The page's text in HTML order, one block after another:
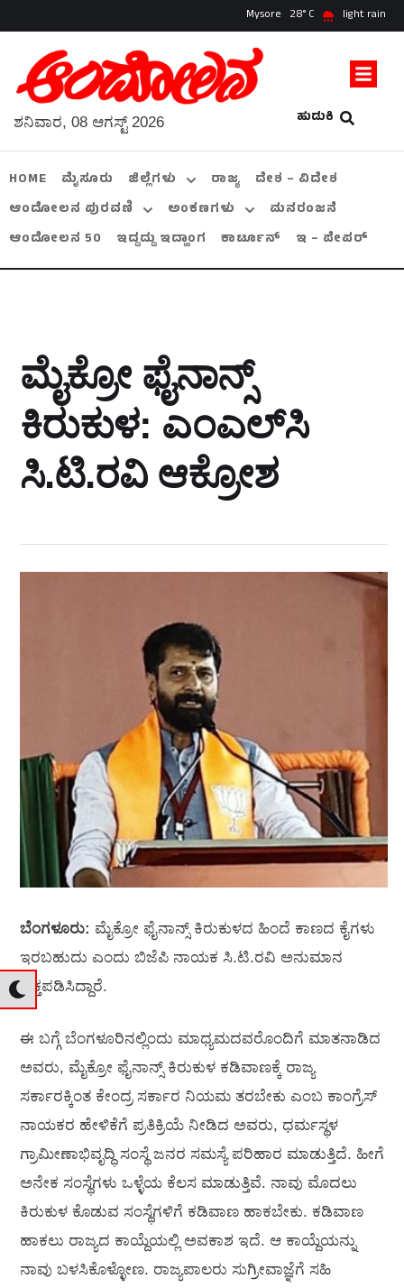
Mysore 28 light rain
ಹುಡುಕಿ
ಶನಿವಾರ, 08 ಆಗಸ್ಟ್ 2026
HOME ಮೈಸೂರು ಜಿಲ್ಲೆಗಳು ರಾಜ್ಯ
ದೇಶ – ವಿದೇಶ
ಆಂದೋಲನ ಪುರವಣಿ
ಅಂಕಣಗಳು
ಮನರಂಜನೆ
ಆಂದೋಲನ 50
ಇದ್ದದ್ದು ಇದ್ಹಾಂಗ ಕಾರ್ಟೂನ್ ಇ – ಪೇಪರ್
ಮೈಕ್ರೋ ಫೈನಾನ್ಸ್‌
ಕಿರುಕುಳ: ಎಂಎಲ್‌ಸಿ
ಸಿ.ಟಿ.ರವಿ ಆಕ್ರೋಶ
ಬೆಂಗಳೂರು: ಮೈಕ್ರೋ ಫೈನಾನ್ಸ್‌ ಕಿರುಕುಳದ ಹಿಂದೆ ಕಾಣದ ಕೈಗಳು
ಇರಬಹುದು ಎಂದು ಬಿಜೆಪಿ ನಾಯಕ ಸಿ.ಟಿ.ರವಿ ಅನುಮಾನ
ವ್ಯಕ್ತಪಡಿಸಿದ್ದಾರೆ.
ಈ ಬಗ್ಗೆ ಬೆಂಗಳೂರಿನಲ್ಲಿಂದು ಮಾಧ್ಯಮದವರೊಂದಿಗೆ ಮಾತನಾಡಿದ
ಅವರು, ಮೈಕ್ರೋ ಫೈನಾನ್ಸ್‌ ಕಿರುಕುಳ ಕಡಿವಾಣಕ್ಕೆ ರಾಜ್ಯ
ಸರ್ಕಾರಕ್ಕಿಂತ ಕೇಂದ್ರ ಸರ್ಕಾರ ನಿಯಮ ತರಬೇಕು ಎಂಬ ಕಾಂಗ್ರೆಸ್‌
ನಾಯಕರ ಹೇಳಿಕೆಗೆ ಪ್ರತಿಕ್ರಿಯೆ ನೀಡಿದ ಅವರು, ಧರ್ಮಸ್ಥಳ
ಗ್ರಾಮೀಣಾಭಿವೃದ್ಧಿ ಸಂಸ್ಥೆ ಜನರ ಸಮಸ್ಯೆ ಪರಿಹಾರ ಮಾಡುತ್ತಿದೆ. ಹೀಗೆ
ಅನೇಕ ಸಂಸ್ಥೆಗಳು ಒಳ್ಳೆಯ ಕೆಲಸ ಮಾಡುತ್ತಿವೆ. ನಾವು ಮೊದಲು
ಕಿರುಕುಳ ಕೊಡುವ ಸಂಸ್ಥೆಗಳಿಗೆ ಕಡಿವಾಣ ಹಾಕಬೇಕು. ಕಡಿವಾಣ
ಹಾಕಲು ರಾಜ್ಯದ ಕಾಯ್ದೆಯಲ್ಲಿ ಅವಕಾಶ ಇದೆ. ಆ ಕಾಯ್ದೆಯನ್ನು
ನಾವು ಬಳಸಿಕೊಳ್ಳೋಣ. ರಾಜ್ಯಪಾಲರು ಸುಗ್ರೀವಾಜ್ಞೆಗೆ ಸಹಿ